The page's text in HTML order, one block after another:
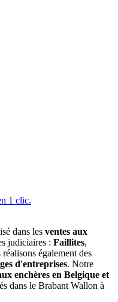
dans les ventes aux
judiciaires : Faillites,
également des
d'entreprises. Notre
enchères en Belgique et
dans le Brabant Wallon à